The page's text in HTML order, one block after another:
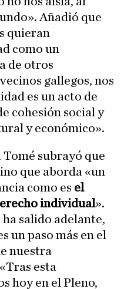
Añadió que
quieran
como un
de otros
gallegos, nos
es un acto de
cohesión social y
y económico».
subrayó que
que aborda «un
como es el
individual».
salido adelante,
un paso más en el
nuestra
esta
hoy en el Pleno,